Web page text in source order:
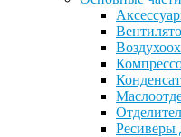
Ресиверы